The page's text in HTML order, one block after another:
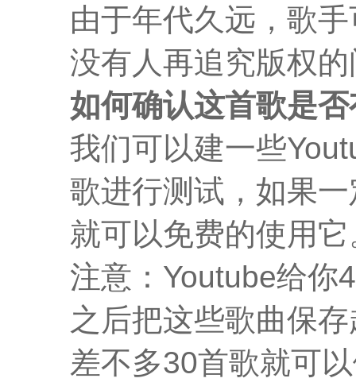
由于年代久远，歌
没有人再追究版权
如何确认这首歌是
我们可以建一些
歌进行测试，如果
就可以免费的使用它
注意：Youtube给你
之后把这些歌曲保
差不多30首歌就可